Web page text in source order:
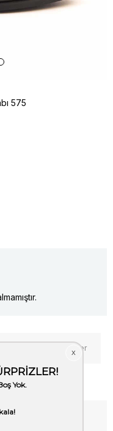
575
Fiyat Düşünce Haber Ver
Al